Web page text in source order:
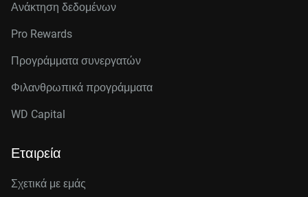
Ανάκτηση δεδομένων
Pro Rewards
Προγράμματα συνεργατών
Φιλανθρωπικά προγράμματα
WD Capital
Εταιρεία
Σχετικά με εμάς